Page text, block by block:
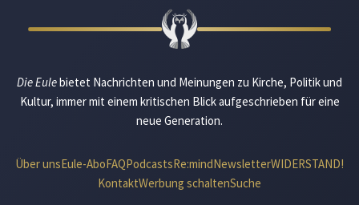
Die Eulebietet Nachrichten und Meinungen zu Kirche, Politik und
Kultur, immer mit einem kritischen Blick aufgeschrieben für eine
neue Generation.
Über unsEule-AboFAQPodcastsRe:mindNewsletterWIDERSTAND!
KontaktWerbung schaltenSuche